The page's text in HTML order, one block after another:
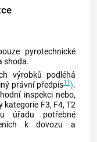
pyrotechnické
shoda.
výrobků podléhá
právní předpis11).
inspekci nebo,
kategorie F3, F4, T2
úřadu potřebné
k dovozu a